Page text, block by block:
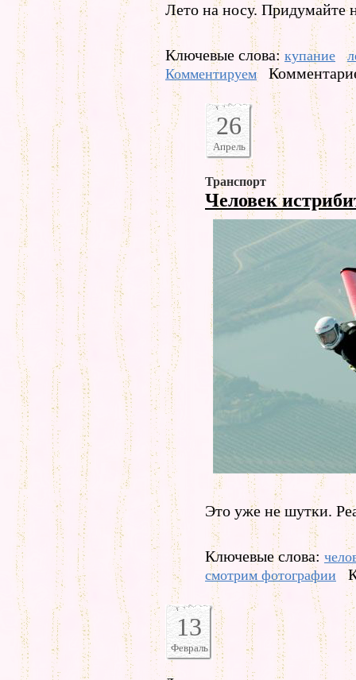
Лето на носу. Придумайте
Ключевые слова: купание
Комментируем
26
Апрель
Транспорт
Человек
Это уже не шутки.
Ключевые слова:
смотрим фотографии
13
Февраль